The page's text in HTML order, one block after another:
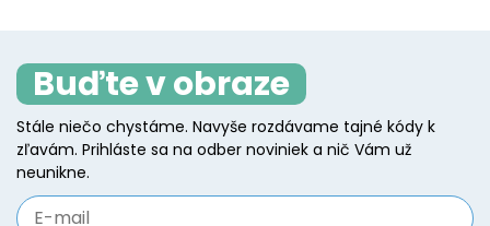
Buďte v obraze
Stále niečo chystáme. Navyše rozdávame tajné kódy k
zľavám. Prihláste sa na odber noviniek a nič Vám už
neunikne.